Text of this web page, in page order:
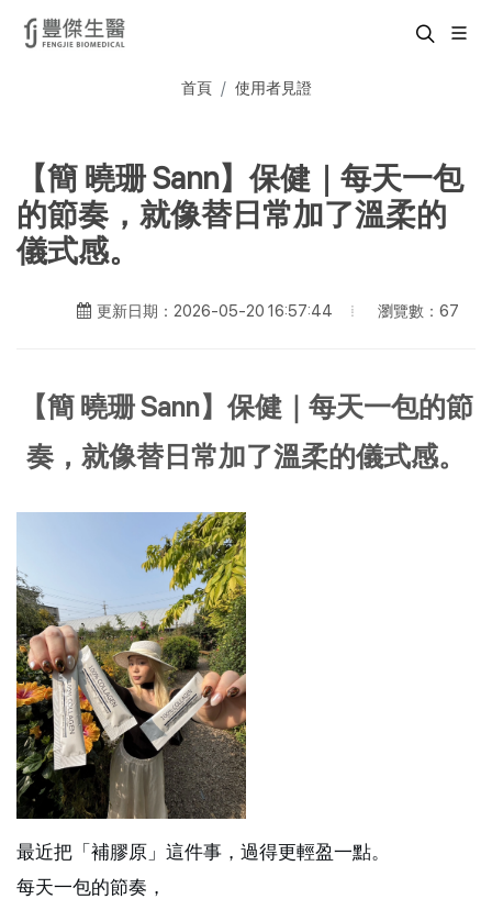
首頁 使用者見證
【簡 曉珊 Sann】保健｜每天一包
的節奏，就像替日常加了溫柔的
儀式感。
更新日期：2026-05-20 16:57:44 瀏覽數：67
【簡 曉珊 Sann】保健｜每天一包的節
奏，就像替日常加了溫柔的儀式感。
最近把「補膠原」這件事，過得更輕盈一點。
每天一包的節奏，